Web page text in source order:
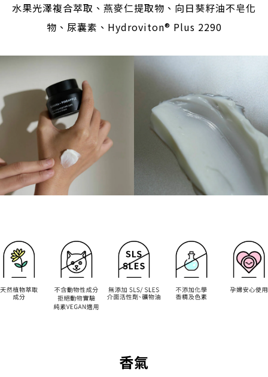
水果光澤複合萃取、燕麥仁提取物、向日葵籽油不皂化
物、尿囊素、Hydroviton® Plus 2290
香氣